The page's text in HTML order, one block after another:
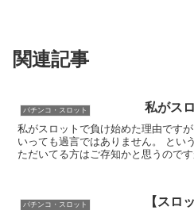
関連記事
パチンコ・スロット 私がス
私がスロットで負け始めた理由です
いっても過言ではありません。 とい
ただいてる方はご存知かと思うので
パチンコ・スロット
【スロ